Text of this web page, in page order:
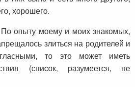
хорошего.
опыту моему и моих знакомых,
злиться на родителей и
то это может иметь
(список, разумеется, не